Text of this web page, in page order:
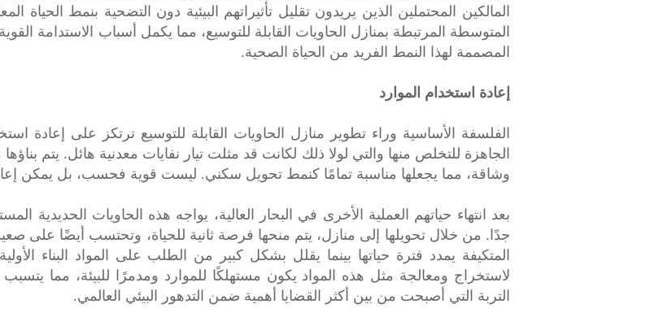
المالكين المحتملين الذين يريدون تقليل تأثيراتهم البيئية دون التضحية بنمط الحياة
المتوسطة المرتبطة بمنازل الحاويات القابلة للتوسيع، مما يكمل أسباب الاستدامة
المصممة لهذا النمط الفريد من الحياة الصحية.
إعادة استخدام الموارد
الفلسفة الأساسية وراء تطوير منازل الحاويات القابلة للتوسيع ترتكز على إعادة
الجاهزة للتخلص منها والتي لولا ذلك لكانت قد مثلت تيار نفايات معدنية هائل. يتم
وشاقة، مما يجعلها مناسبة تمامًا كنمط تحويل سكني. ليست قوية فحسب، بل يمكن
بعد انتهاء حياتهم العملية الأخرى في البحار العالية، يواجه هذه الحاويات
جدًا. من خلال تحويلها إلى منازل، يتم منحها فرصة ثانية للحياة، وتحتسب أيضًا على
المتكيفة يمدد فترة حياتها بينما يقلل بشكل كبير من الطلب على المواد البناء
لاستخراج ومعالجة مثل هذه المواد يكون مستهلكًا للموارد ومدمرًا للبيئة، مما
التربة التي أصبحت من بين أكثر القضايا أهمية ضمن التدهور البيئي العالمي.